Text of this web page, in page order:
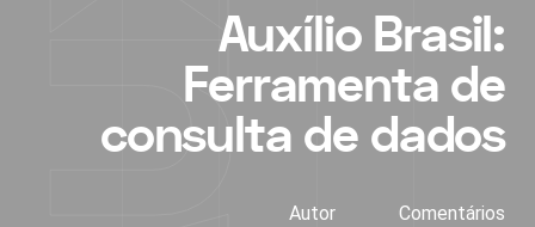
Auxílio Brasil:
Ferramenta de
consulta de dados
Autor
Comentários